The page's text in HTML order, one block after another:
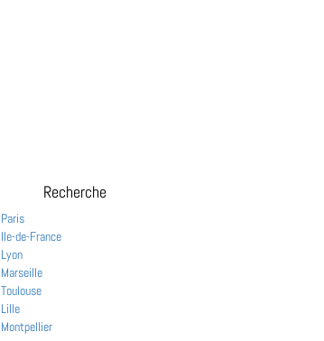
Recherche
Paris
Ile-de-France
Lyon
Marseille
Toulouse
Lille
Montpellier